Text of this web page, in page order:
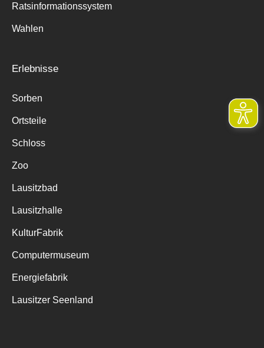
Ratsinformationssystem
Wahlen
Erlebnisse
Sorben
Ortsteile
Schloss
Zoo
Lausitzbad
Lausitzhalle
KulturFabrik
Computermuseum
Energiefabrik
Lausitzer Seenland